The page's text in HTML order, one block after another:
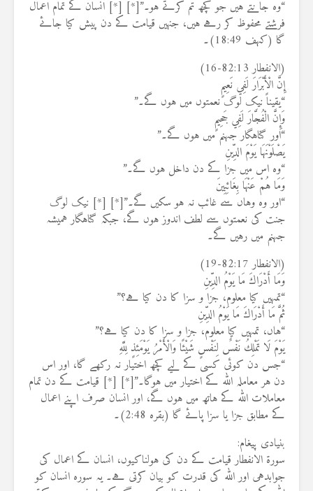
“وہ جانتے ہیں جو کچھ تم کرتے ہو۔”[*] [*] انسان کے تمام اعمال
فرشتے محفوظ کر رہے ہیں، جنہیں قیامت کے دن پیش کیا جائے
گا (کہف 18:49)۔
(الانفطار 82:13-16)
إِنَّ الْأَبْرَارَ لَفِي نَعِيمٍ
“یقیناً نیک لوگ نعمتوں میں ہوں گے۔”
وَإِنَّ الْفُجَّارَ لَفِي جَحِيمٍ
“اور گناہگار جہنم میں ہوں گے۔”
يَصْلَوْنَهَا يَوْمَ الدِّينِ
“وہ اس میں جزا کے دن داخل ہوں گے۔”
وَمَا هُمْ عَنْهَا بِغَائِبِينَ
“اور وہ وہاں سے غائب نہ ہو سکیں گے۔”[*] [*] نیک لوگ
جنت کی نعمتوں سے لطف اندوز ہوں گے، جبکہ گناہگار ہمیشہ
جہنم میں رہیں گے۔
(الانفطار 82:17-19)
وَمَا أَدْرَاكَ مَا يَوْمُ الدِّينِ
“تمہیں کیا معلوم، جزا و سزا کا دن کیا ہے؟”
ثُمَّ مَا أَدْرَاكَ مَا يَوْمُ الدِّينِ
“ہاں، تمہیں کیا معلوم، جزا و سزا کا دن کیا ہے؟”
يَوْمَ لَا تَمْلِكُ نَفْسٌ لِنَفْسٍ شَيْئًا وَالْأَمْرُ يَوْمَئِذٍ لِلَّهِ
“جس دن کوئی کسی کے لیے کچھ اختیار نہ رکھے گا، اور اس
دن ہر معاملہ اللہ کے اختیار میں ہوگا۔”[*] [*] قیامت کے دن تمام
معاملات اللہ کے ہاتھ میں ہوں گے، اور انسان صرف اپنے اعمال
کے مطابق جزا یا سزا پائے گا (بقرہ 2:48)۔
بنیادی پیغام:
سورۃ الانفطار قیامت کے دن کی ہولناکیوں، انسان کے اعمال کی
جوابدہی اور اللہ کی قدرت کو بیان کرتی ہے۔ یہ سورہ انسان کو